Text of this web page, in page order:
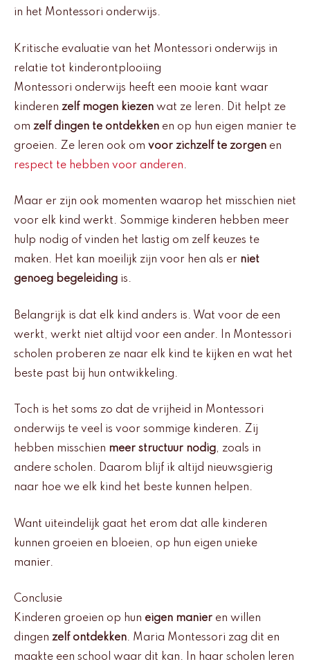
in het Montessori onderwijs.
Kritische evaluatie van het Montessori onderwijs in
relatie tot kinderontplooiing
Montessori onderwijs heeft een mooie kant waar
kinderen zelf mogen kiezen wat ze leren. Dit helpt ze
om zelf dingen te ontdekken en op hun eigen manier te
groeien. Ze leren ook om voor zichzelf te zorgen en
respect te hebben voor anderen.
Maar er zijn ook momenten waarop het misschien niet
voor elk kind werkt. Sommige kinderen hebben meer
hulp nodig of vinden het lastig om zelf keuzes te
maken. Het kan moeilijk zijn voor hen als er niet
genoeg begeleiding is.
Belangrijk is dat elk kind anders is. Wat voor de een
werkt, werkt niet altijd voor een ander. In Montessori
scholen proberen ze naar elk kind te kijken en wat het
beste past bij hun ontwikkeling.
Toch is het soms zo dat de vrijheid in Montessori
onderwijs te veel is voor sommige kinderen. Zij
hebben misschien meer structuur nodig, zoals in
andere scholen. Daarom blijf ik altijd nieuwsgierig
naar hoe we elk kind het beste kunnen helpen.
Want uiteindelijk gaat het erom dat alle kinderen
kunnen groeien en bloeien, op hun eigen unieke
manier.
Conclusie
Kinderen groeien op hun eigen manier en willen
dingen zelf ontdekken. Maria Montessori zag dit en
maakte een school waar dit kan. In haar scholen leren